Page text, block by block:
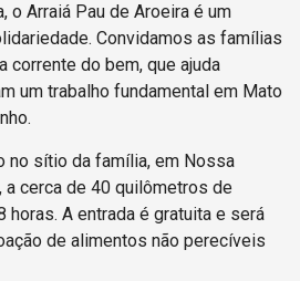
o Arraiá Pau de Aroeira é um
Convidamos as famílias
corrente do bem, que ajuda
um trabalho fundamental em Mato
no sítio da família, em Nossa
a cerca de 40 quilômetros de
horas. A entrada é gratuita e será
de alimentos não perecíveis